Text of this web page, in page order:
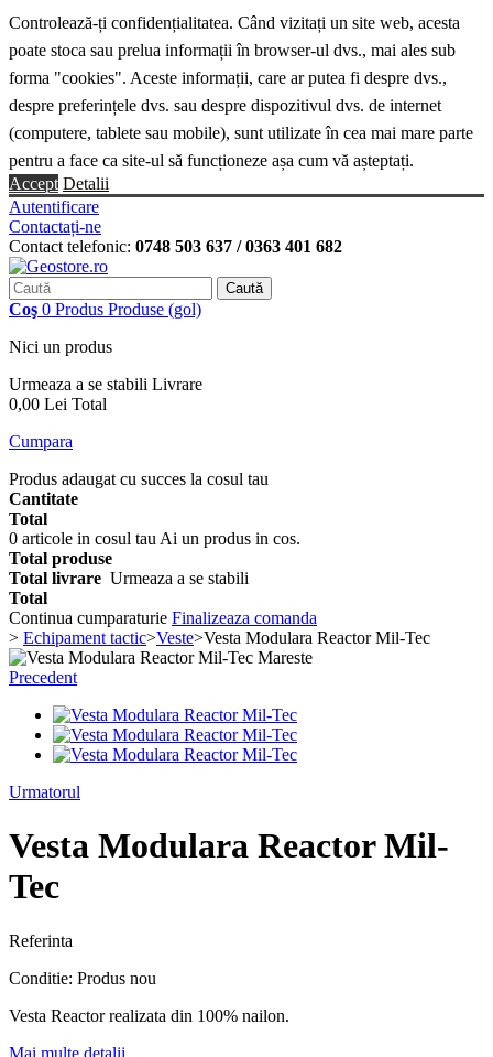
Controlează-ți confidențialitatea. Când vizitați un site web, acesta
poate stoca sau prelua informații în browser-ul dvs., mai ales sub
forma "cookies". Aceste informații, care ar putea fi despre dvs.,
despre preferințele dvs. sau despre dispozitivul dvs. de internet
(computere, tablete sau mobile), sunt utilizate în cea mai mare parte
pentru a face ca site-ul să funcționeze așa cum vă așteptați.
Accept Detalii
Autentificare
Contactați-ne
Contact telefonic: 0748 503 637 / 0363 401 682
Caută
Coş 0 Produs Produse (gol)
Nici un produs
Urmeaza a se stabili Livrare
0,00 Lei Total
Cumpara
Produs adaugat cu succes la cosul tau
Cantitate
Total
0 articole in cosul tau Ai un produs in cos.
Total produse
Total livrare Urmeaza a se stabili
Total
Continua cumparaturie Finalizeaza comanda
> Echipament tactic>Veste>Vesta Modulara Reactor Mil-Tec
Mareste
Precedent
Urmatorul
Vesta Modulara Reactor Mil-
Tec
Referinta
Conditie: Produs nou
Vesta Reactor realizata din 100% nailon.
Mai multe detalii